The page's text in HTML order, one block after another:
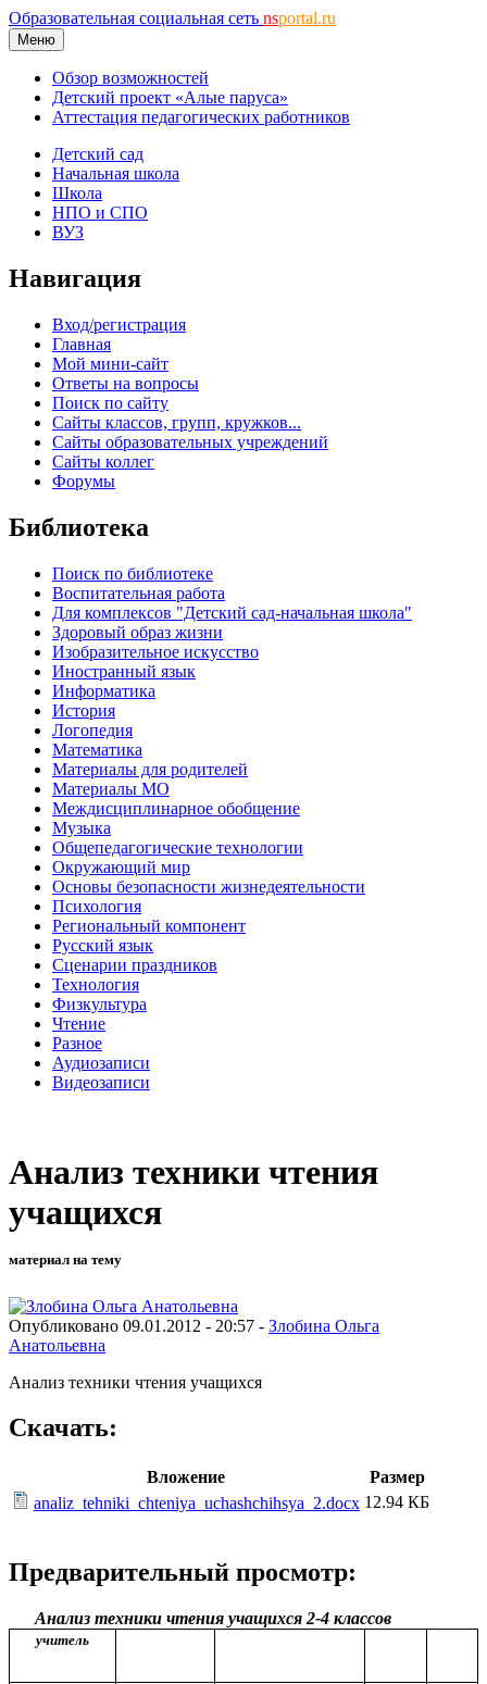
Образовательная социальная сеть nsportal.ru
Меню
Обзор возможностей
Детский проект «Алые паруса»
Аттестация педагогических работников
Детский сад
Начальная школа
Школа
НПО и СПО
ВУЗ
Навигация
Вход/регистрация
Главная
Мой мини-сайт
Ответы на вопросы
Поиск по сайту
Сайты классов, групп, кружков...
Сайты образовательных учреждений
Сайты коллег
Форумы
Библиотека
Поиск по библиотеке
Воспитательная работа
Для комплексов "Детский сад-начальная школа"
Здоровый образ жизни
Изобразительное искусство
Иностранный язык
Информатика
История
Логопедия
Математика
Материалы для родителей
Материалы МО
Междисциплинарное обобщение
Музыка
Общепедагогические технологии
Окружающий мир
Основы безопасности жизнедеятельности
Психология
Региональный компонент
Русский язык
Сценарии праздников
Технология
Физкультура
Чтение
Разное
Аудиозаписи
Видеозаписи
Анализ техники чтения
учащихся
материал на тему
Опубликовано 09.01.2012 - 20:57 - Злобина Ольга
Анатольевна
Анализ техники чтения учащихся
Скачать:
Вложение
Размер
analiz_tehniki_chteniya_uchashchihsya_2.docx 12.94 КБ
Предварительный просмотр:
Анализ техники чтения учащихся 2-4 классов
учитель